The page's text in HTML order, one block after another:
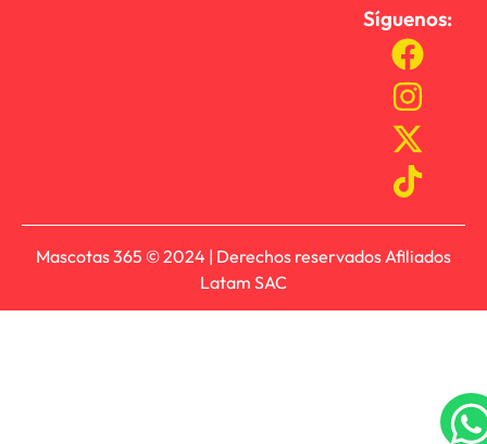
Síguenos:
Mascotas 365 © 2024 | Derechos reservados Afiliados
Latam SAC